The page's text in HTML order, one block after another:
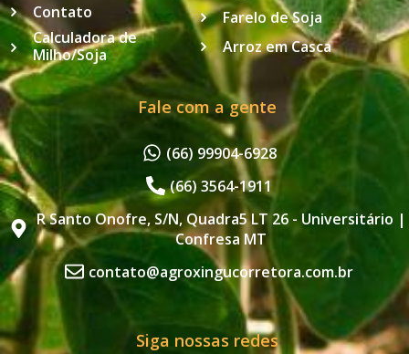
Contato
Calculadora de
Milho/Soja
Farelo de Soja
Arroz em Casca
Fale com a gente
(66) 99904-6928
(66) 3564-1911
R Santo Onofre, S/N, Quadra5 LT 26 - Universitário |
Confresa MT
contato@agroxingucorretora.com.br
Siga nossas redes